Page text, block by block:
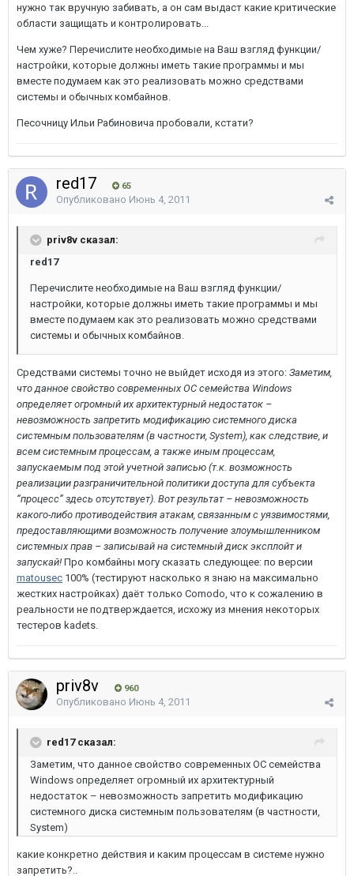
нужно так вручную забивать, а он сам выдаст какие критические
области защищать и контролировать...
Чем хуже? Перечислите необходимые на Ваш взгляд функции/
настройки, которые должны иметь такие программы и мы
вместе подумаем как это реализовать можно средствами
системы и обычных комбайнов.
Песочницу Ильи Рабиновича пробовали, кстати?
red17 65
Опубликовано Июнь 4, 2011
priv8v сказал:
red17
Перечислите необходимые на Ваш взгляд функции/
настройки, которые должны иметь такие программы и мы
вместе подумаем как это реализовать можно средствами
системы и обычных комбайнов.
Средствами системы точно не выйдет исходя из этого: Заметим,
что данное свойство современных ОС семейства Windows
определяет огромный их архитектурный недостаток –
невозможность запретить модификацию системного диска
системным пользователям (в частности, System), как следствие, и
всем системным процессам, а также иным процессам,
запускаемым под этой учетной записью (т.к. возможность
реализации разграничительной политики доступа для субъекта
“процесс” здесь отсутствует). Вот результат – невозможность
какого-либо противодействия атакам, связанным с уязвимостями,
предоставляющими возможность получение злоумышленником
системных прав – записывай на системный диск эксплойт и
запускай! Про комбайны могу сказать следующее: по версии
matousec 100% (тестируют насколько я знаю на максимально
жестких настройках) даёт только Comodo, что к сожалению в
реальности не подтверждается, исхожу из мнения некоторых
тестеров kadets.
priv8v 960
Опубликовано Июнь 4, 2011
red17 сказал:
Заметим, что данное свойство современных ОС семейства
Windows определяет огромный их архитектурный
недостаток – невозможность запретить модификацию
системного диска системным пользователям (в частности,
System)
какие конкретно действия и каким процессам в системе нужно
запретить?..